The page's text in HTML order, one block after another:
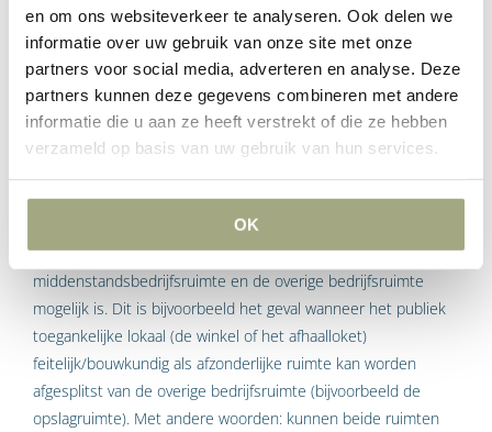
en om ons websiteverkeer te analyseren. Ook delen we
informatie over uw gebruik van onze site met onze
partners voor social media, adverteren en analyse. Deze
partners kunnen deze gegevens combineren met andere
informatie die u aan ze heeft verstrekt of die ze hebben
verzameld op basis van uw gebruik van hun services.
OK
op één huurobject, indien dat mogelijk is. Hierboven hebben
we echter al gezien dat er verschillende beschermingsregels
gelden bij de verschillende huurregimes. Deze
beschermingsregels voor de huurder van bedrijfsruimte zijn
niet met elkaar te combineren (een huurder kan niet zowel
huurbescherming als ontruimingsbescherming krijgen).
Daarom moet bepaald worden welk huurregime van
toepassing is. Dat gebeurt als volgt.
Allereerst moet gekeken worden of feitelijke splitsing van de
middenstandsbedrijfsruimte en de overige bedrijfsruimte
mogelijk is. Dit is bijvoorbeeld het geval wanneer het publiek
toegankelijke lokaal (de winkel of het afhaalloket)
feitelijk/bouwkundig als afzonderlijke ruimte kan worden
afgesplitst van de overige bedrijfsruimte (bijvoorbeeld de
opslagruimte). Met andere woorden: kunnen beide ruimten